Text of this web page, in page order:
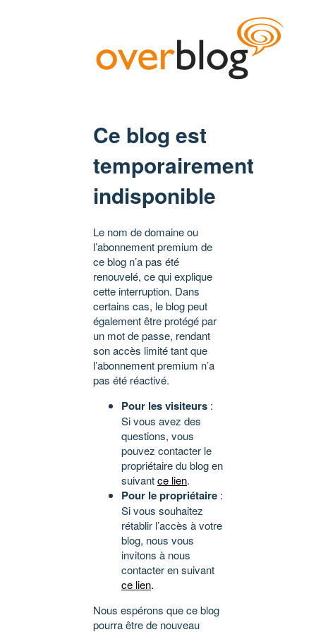
Ce blog est
temporairement
indisponible
Le nom de domaine ou
l’abonnement premium de
ce blog n’a pas été
renouvelé, ce qui explique
cette interruption. Dans
certains cas, le blog peut
également être protégé par
un mot de passe, rendant
son accès limité tant que
l’abonnement premium n’a
pas été réactivé.
Pour les visiteurs :
Si vous avez des
questions, vous
pouvez contacter le
propriétaire du blog en
suivantce lien.
Pour le propriétaire :
Si vous souhaitez
rétablir l’accès à votre
blog, nous vous
invitons à nous
contacter en suivant
ce lien.
Nous espérons que ce blog
pourra être de nouveau